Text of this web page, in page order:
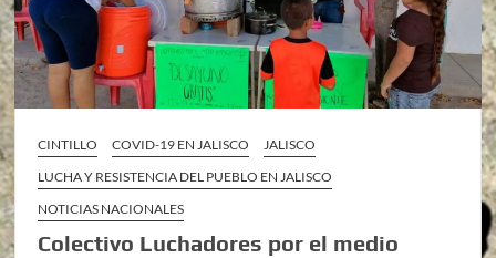
CINTILLO COVID-19 EN JALISCO
JALISCO
LUCHA Y RESISTENCIA DEL PUEBLO EN JALISCO
NOTICIAS NACIONALES
Colectivo Luchadores por el medio